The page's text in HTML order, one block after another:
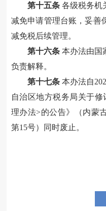
第十五条各级税务机
减免申请管理台账，妥善
减免税后续管理。
第十六条本办法由国
负责解释。
第十七条本办法自
自治区地方税务局关于
理办法>的公告》（内蒙
第15号）同时废止。